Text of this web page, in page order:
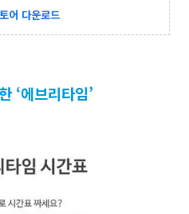
어 다운로드
‘에브리타임’